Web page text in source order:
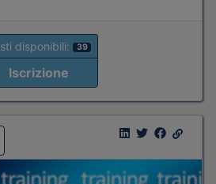
disponibili: 39
Iscrizione